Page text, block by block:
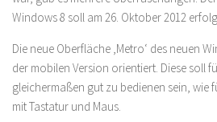
Windows 8 soll am 26. Oktober 2012
Die neue Oberfläche ,Metro‘ des neuen
der mobilen Version orientiert. Diese soll
gleichermaßen gut zu bedienen sein, wie
mit Tastatur und Maus.